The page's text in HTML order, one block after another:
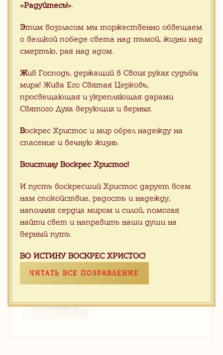
Отправьте заявку на консультацию с
Вам поможем
ОТПРАВИТЬ
«Радуйтесь!».
Этим возгласом мы торжественно обвещаем
о великой победе света над тьмой, жизни над
смертью, рая над адом.
Жив Господь, держащий в Своих руках судьбы
мира! Жива Его Святая Церковь,
просвещающая и укрепляющая дарами
Святого Духа верующих и верных.
Воскрес Христос и мир обрел надежду на
спасение и вечную жизнь.
Воистину Воскрес Христос!
И пусть воскресший Христос дарует всем
нам спокойствие, радость и надежду,
наполняя сердца миром и силой, помогая
найти свет и направить наши души на
верный путь.
ВО ИСТИНУ ВОСКРЕС ХРИСТОС!
ЧИТАТЬ ВСЕ ПОЗРАВЛЕНИЕ